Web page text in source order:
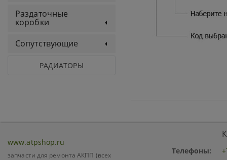
Раздаточные
коробки
Сопутствующие
РАДИАТОРЫ
www.atpshop.ru
запчасти для ремонта АКПП (всех
Телефоны: